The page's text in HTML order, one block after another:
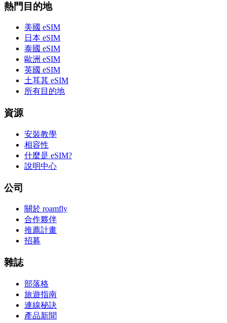
熱門目的地
美國 eSIM
日本 eSIM
泰國 eSIM
歐洲 eSIM
英國 eSIM
土耳其 eSIM
所有目的地
資源
安裝教學
相容性
什麼是 eSIM?
說明中心
公司
關於 roamfly
合作夥伴
推薦計畫
招募
雜誌
部落格
旅遊指南
連線秘訣
產品新聞